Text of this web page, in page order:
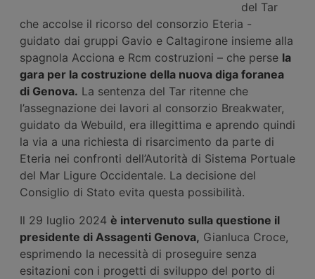
del Tar
che accolse il ricorso del consorzio Eteria -
guidato dai gruppi Gavio e Caltagirone insieme alla
spagnola Acciona e Rcm costruzioni – che perse la
gara per la costruzione della nuova diga foranea
di Genova. La sentenza del Tar ritenne che
l’assegnazione dei lavori al consorzio Breakwater,
guidato da Webuild, era illegittima e aprendo quindi
la via a una richiesta di risarcimento da parte di
Eteria nei confronti dell’Autorità di Sistema Portuale
del Mar Ligure Occidentale. La decisione del
Consiglio di Stato evita questa possibilità.
Il 29 luglio 2024 è intervenuto sulla questione il
presidente di Assagenti Genova, Gianluca Croce,
esprimendo la necessità di proseguire senza
esitazioni con i progetti di sviluppo del porto di